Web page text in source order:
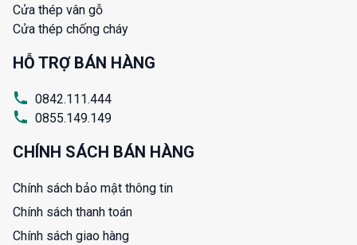
Cửa thép vân gỗ
Cửa thép chống cháy
HỖ TRỢ BÁN HÀNG
0842.111.444
0855.149.149
CHÍNH SÁCH BÁN HÀNG
Chính sách bảo mật thông tin
Chính sách thanh toán
Chính sách giao hàng